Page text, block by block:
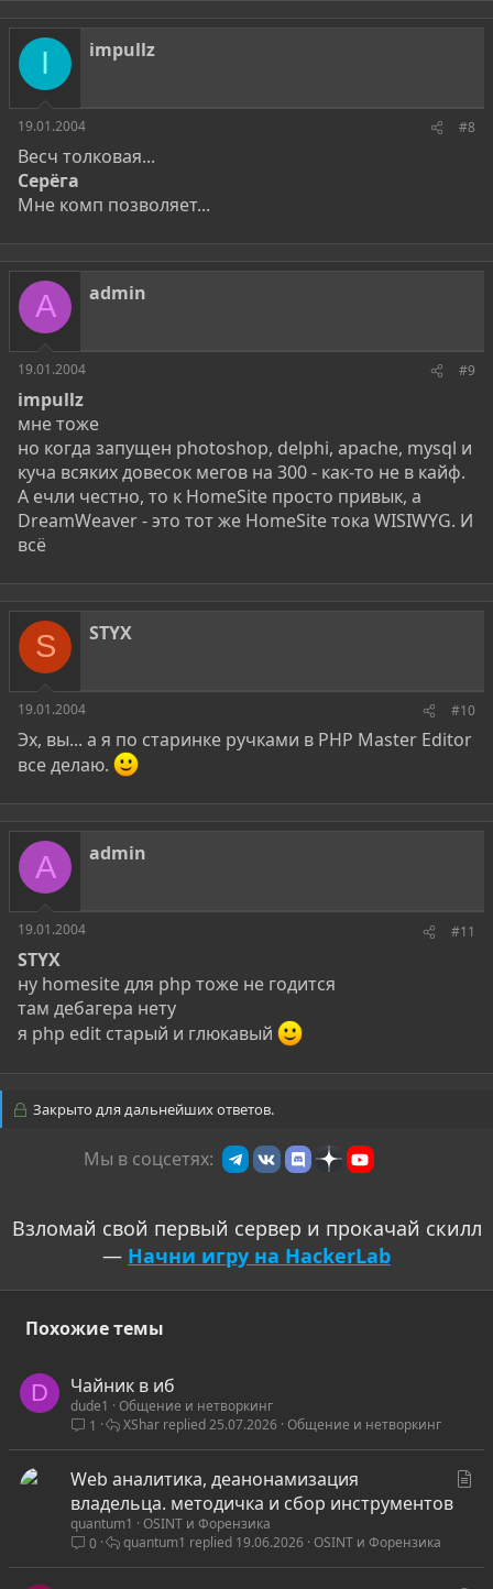
I impullz
19.01.2004 #8
Весч толковая...
Серёга
Мне комп позволяет...
A admin
19.01.2004 #9
impullz
мне тоже
но когда запущен photoshop, delphi, apache, mysql и
куча всяких довесок мегов на 300 - как-то не в кайф.
А ечли честно, то к HomeSite просто привык, а
DreamWeaver - это тот же HomeSite тока WISIWYG. И
всё
S STYX
19.01.2004 #10
Эх, вы... а я по старинке ручками в PHP Master Editor
все делаю.
A admin
19.01.2004 #11
STYX
ну homesite для php тоже не годится
там дебагера нету
я php edit старый и глюкавый
Закрыто для дальнейших ответов.
Мы в соцсетях:
Взломай свой первый сервер и прокачай скилл
— Начни игру на HackerLab
Похожие темы
D Чайник в иб
dude1
Общение и нетворкинг
1
Общение и нетворкинг
25.07.2026
XShar
ь
Web аналитика, деанонамизация
владельца. методичка и сбор инструментов
quantum1
OSINT и Форензика
0
OSINT и Форензика
19.06.2026
quantum1